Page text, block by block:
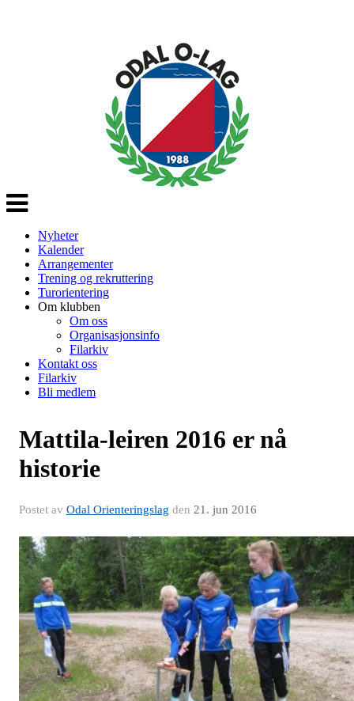
Veksle
navigasjon
Nyheter
Kalender
Arrangementer
Trening og rekruttering
Turorientering
Om klubben
Om oss
Organisasjonsinfo
Filarkiv
Kontakt oss
Filarkiv
Bli medlem
Mattila-leiren 2016 er nå
historie
Postet av Odal Orienteringslag den 21. jun 2016